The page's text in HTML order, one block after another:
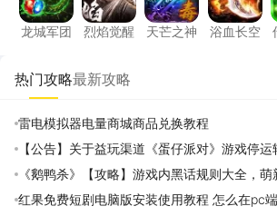
龙城军团 烈焰觉醒 天芒之神 浴血长空
热门攻略最新攻略
雷电模拟器电量商城商品兑换教程
【公告】关于益玩渠道《蛋仔派对》游戏停运
《鹅鸭杀》【攻略】游戏内黑话规则大全，萌
红果免费短剧电脑版安装使用教程 怎么在pc